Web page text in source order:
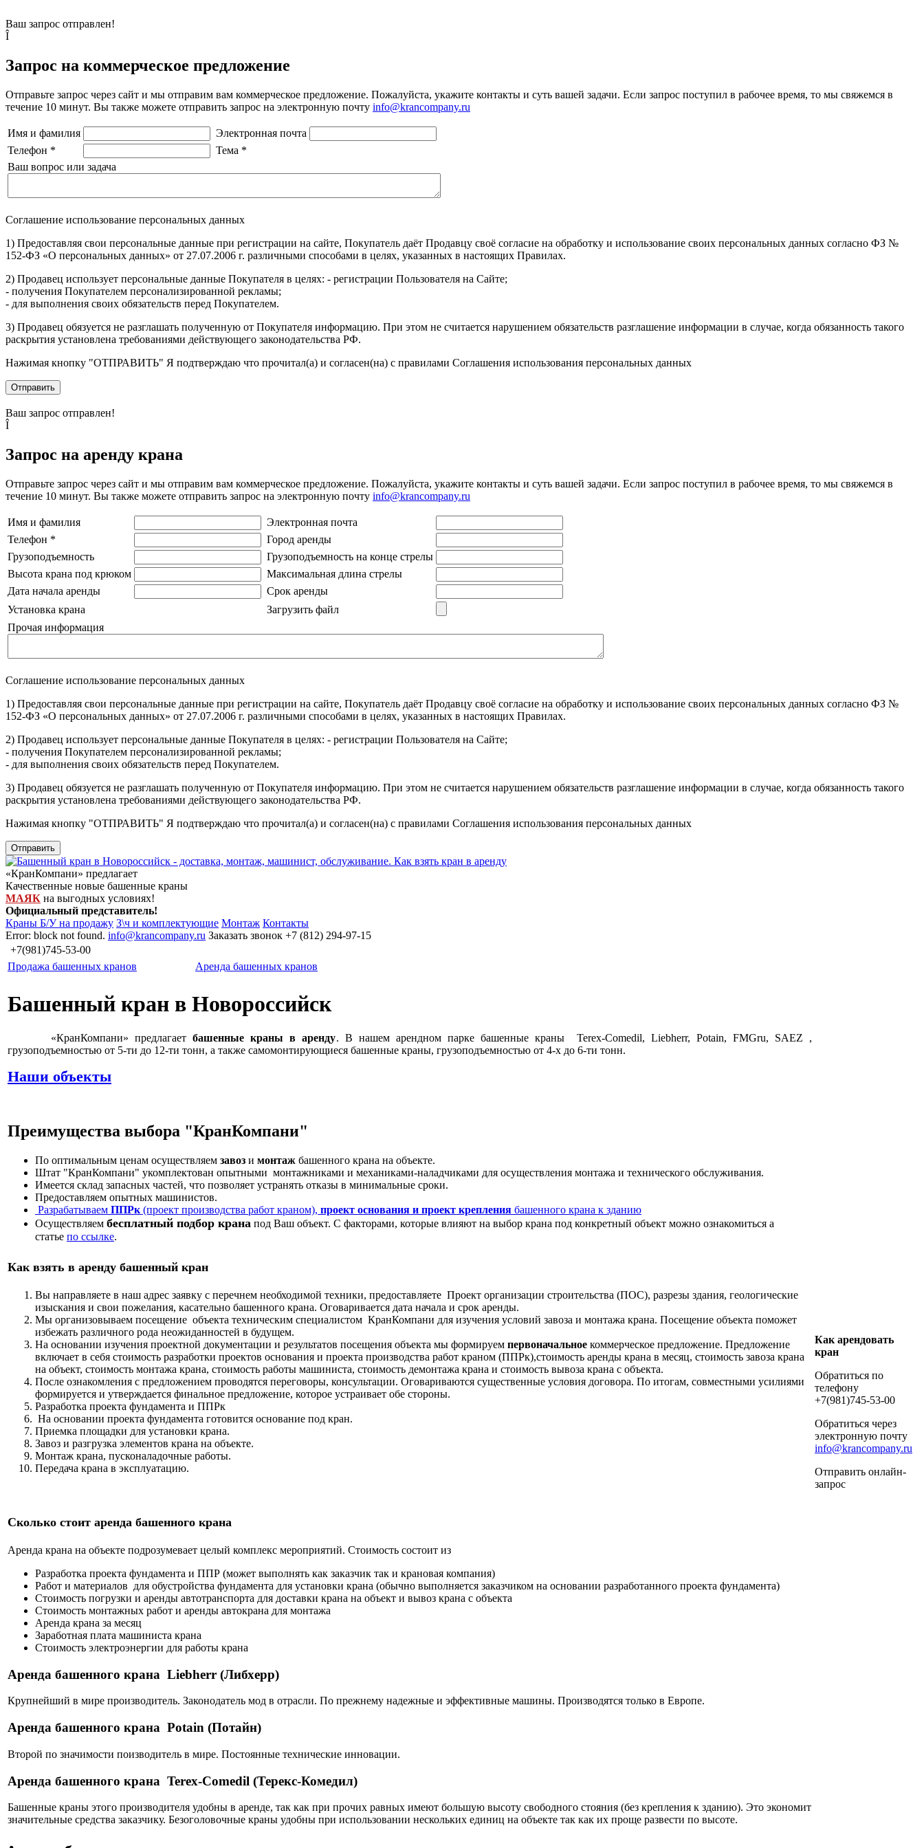
Ваш запрос отправлен!
Î
Запрос на коммерческое предложение
Отправьте запрос через сайт и мы отправим вам коммерческое предложение. Пожалуйста, укажите контакты и суть вашей задачи. Если запрос поступил в рабочее время, то мы свяжемся в
течение 10 минут. Вы также можете отправить запрос на электронную почту info@krancompany.ru
Имя и фамилия
Электронная почта
Телефон * Тема *
Ваш вопрос или задача
Соглашение использование персональных данных
1) Предоставляя свои персональные данные при регистрации на сайте, Покупатель даёт Продавцу своё согласие на обработку и использование своих персональных данных согласно ФЗ №
152-ФЗ «О персональных данных» от 27.07.2006 г. различными способами в целях, указанных в настоящих Правилах.
2) Продавец использует персональные данные Покупателя в целях: - регистрации Пользователя на Сайте;
- получения Покупателем персонализированной рекламы;
- для выполнения своих обязательств перед Покупателем.
3) Продавец обязуется не разглашать полученную от Покупателя информацию. При этом не считается нарушением обязательств разглашение информации в случае, когда обязанность такого
раскрытия установлена требованиями действующего законодательства РФ.
Нажимая кнопку "ОТПРАВИТЬ" Я подтверждаю что прочитал(а) и согласен(на) с правилами Соглашения использования персональных данных
Отправить
Ваш запрос отправлен!
Î
Запрос на аренду крана
Отправьте запрос через сайт и мы отправим вам коммерческое предложение. Пожалуйста, укажите контакты и суть вашей задачи. Если запрос поступил в рабочее время, то мы свяжемся в
течение 10 минут. Вы также можете отправить запрос на электронную почту info@krancompany.ru
Имя и фамилия
Электронная почта
Телефон *
Город аренды
Грузоподъемность
Грузоподъемность на конце стрелы
Высота крана под крюком
Максимальная длина стрелы
Дата начала аренды
Срок аренды
Установка крана
Загрузить файл
Прочая информация
Соглашение использование персональных данных
1) Предоставляя свои персональные данные при регистрации на сайте, Покупатель даёт Продавцу своё согласие на обработку и использование своих персональных данных согласно ФЗ №
152-ФЗ «О персональных данных» от 27.07.2006 г. различными способами в целях, указанных в настоящих Правилах.
2) Продавец использует персональные данные Покупателя в целях: - регистрации Пользователя на Сайте;
- получения Покупателем персонализированной рекламы;
- для выполнения своих обязательств перед Покупателем.
3) Продавец обязуется не разглашать полученную от Покупателя информацию. При этом не считается нарушением обязательств разглашение информации в случае, когда обязанность такого
раскрытия установлена требованиями действующего законодательства РФ.
Нажимая кнопку "ОТПРАВИТЬ" Я подтверждаю что прочитал(а) и согласен(на) с правилами Соглашения использования персональных данных
Отправить
«КранКомпани» предлагает
Качественные новые башенные краны
МАЯК на выгодных условиях!
Официальный представитель!
Краны Б/У на продажу З\ч и комплектующие Монтаж Контакты
Error: block not found. info@krancompany.ru Заказать звонок +7 (812) 294-97-15
+7(981)745-53-00
Продажа башенных кранов
Аренда башенных кранов
Башенный кран в Новороссийск
«КранКомпани» предлагаетбашенные краны в аренду. В нашем арендном парке башенные краны Terex-Comedil, Liebherr, Potain, FMGru, SAEZ ,
грузоподъемностью от 5-ти до 12-ти тонн, а также самомонтирующиеся башенные краны, грузоподъемностью от 4-х до 6-ти тонн.
Наши объекты
Преимущества выбора "КранКомпани"
По оптимальным ценам осуществляем завоз и монтаж башенного крана на объекте.
Штат "КранКомпани" укомплектован опытными монтажниками и механиками-наладчиками для осуществления монтажа и технического обслуживания.
Имеется склад запасных частей, что позволяет устранять отказы в минимальные сроки.
Предоставляем опытных машинистов.
Разрабатываем ППРк (проект производства работ краном), проект основания и проект крепления башенного крана к зданию
Осуществляем бесплатный подбор крана под Ваш объект. С факторами, которые влияют на выбор крана под конкретный объект можно ознакомиться а
статье по ссылке.
Как взять в аренду башенный кран
Вы направляете в наш адрес заявку с перечнем необходимой техники, предоставляете Проект организации строительства (ПОС), разрезы здания, геологические
изыскания и свои пожелания, касательно башенного крана. Оговаривается дата начала и срок аренды.
Мы организовываем посещение объекта техническим специалистом КранКомпани для изучения условий завоза и монтажа крана. Посещение объекта поможет
избежать различного рода неожиданностей в будущем.
На основании изучения проектной документации и результатов посещения объекта мы формируем первоначальное коммерческое предложение. Предложение
включает в себя стоимость разработки проектов основания и проекта производства работ краном (ППРк),стоимость аренды крана в месяц, стоимость завоза крана
на объект, стоимость монтажа крана, стоимость работы машиниста, стоимость демонтажа крана и стоимость вывоза крана с объекта.
После ознакомления с предложением проводятся переговоры, консультации. Оговариваются существенные условия договора. По итогам, совместными усилиями
формируется и утверждается финальное предложение, которое устраивает обе стороны.
Разработка проекта фундамента и ППРк
На основании проекта фундамента готовится основание под кран.
Приемка площадки для установки крана.
Завоз и разгрузка элементов крана на объекте.
Монтаж крана, пусконаладочные работы.
Передача крана в эксплуатацию.
Сколько стоит аренда башенного крана
Аренда крана на объекте подрозумевает целый комплекс мероприятий. Стоимость состоит из
Разработка проекта фундамента и ППР (может выполнять как заказчик так и крановая компания)
Работ и материалов для обустройства фундамента для установки крана (обычно выполняется заказчиком на основании разработанного проекта фундамента)
Стоимость погрузки и аренды автотранспорта для доставки крана на объект и вывоз крана с объекта
Стоимость монтажных работ и аренды автокрана для монтажа
Аренда крана за месяц
Заработная плата машиниста крана
Стоимость электроэнергии для работы крана
Аренда башенного крана Liebherr (Либхерр)
Крупнейший в мире производитель. Законодатель мод в отрасли. По прежнему надежные и эффективные машины. Производятся только в Европе.
Аренда башенного крана Potain (Потайн)
Второй по значимости поизводитель в мире. Постоянные технические инновации.
Аренда башенного крана Terex-Comedil (Терекс-Комедил)
Башенные краны этого производителя удобны в аренде, так как при прочих равных имеют большую высоту свободного стояния (без крепления к зданию). Это экономит
значительные средства заказчику. Безоголовочные краны удобны при использовании нескольких единиц на объекте так как их проще развести по высоте.
Как арендовать
кран
Обратиться по
телефону
+7(981)745-53-00
Обратиться через
электронную почту
info@krancompany.ru
Отправить онлайн-
запрос